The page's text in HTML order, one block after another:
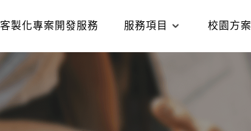
客製化專案開發服務 服務項目 校園方案